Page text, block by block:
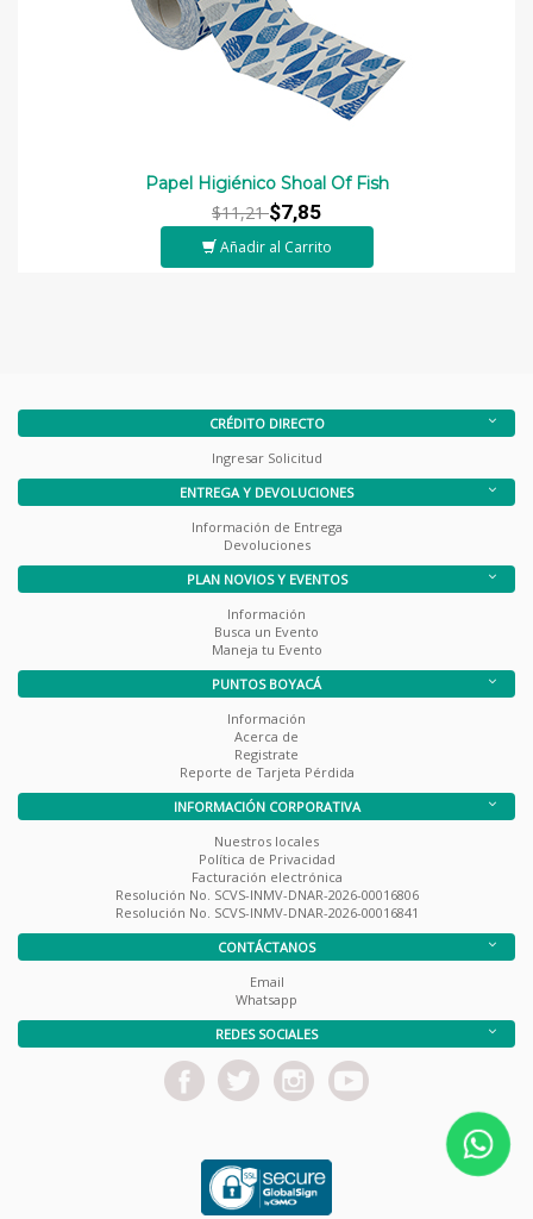
Papel Higiénico Shoal Of Fish
$11,21$7,85
Añadir al Carrito
CRÉDITO DIRECTO
Ingresar Solicitud
ENTREGA Y DEVOLUCIONES
Información de Entrega
Devoluciones
PLAN NOVIOS Y EVENTOS
Información
Busca un Evento
Maneja tu Evento
PUNTOS BOYACÁ
Información
Acerca de
Registrate
Reporte de Tarjeta Pérdida
INFORMACIÓN CORPORATIVA
Nuestros locales
Política de Privacidad
Facturación electrónica
Resolución No. SCVS-INMV-DNAR-2026-00016806
Resolución No. SCVS-INMV-DNAR-2026-00016841
CONTÁCTANOS
Email
Whatsapp
REDES SOCIALES